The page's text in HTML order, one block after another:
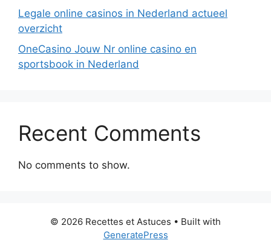
Legale online casinos in Nederland actueel
overzicht
OneCasino Jouw Nr online casino en
sportsbook in Nederland
Recent Comments
No comments to show.
© 2026 Recettes et Astuces • Built with
GeneratePress